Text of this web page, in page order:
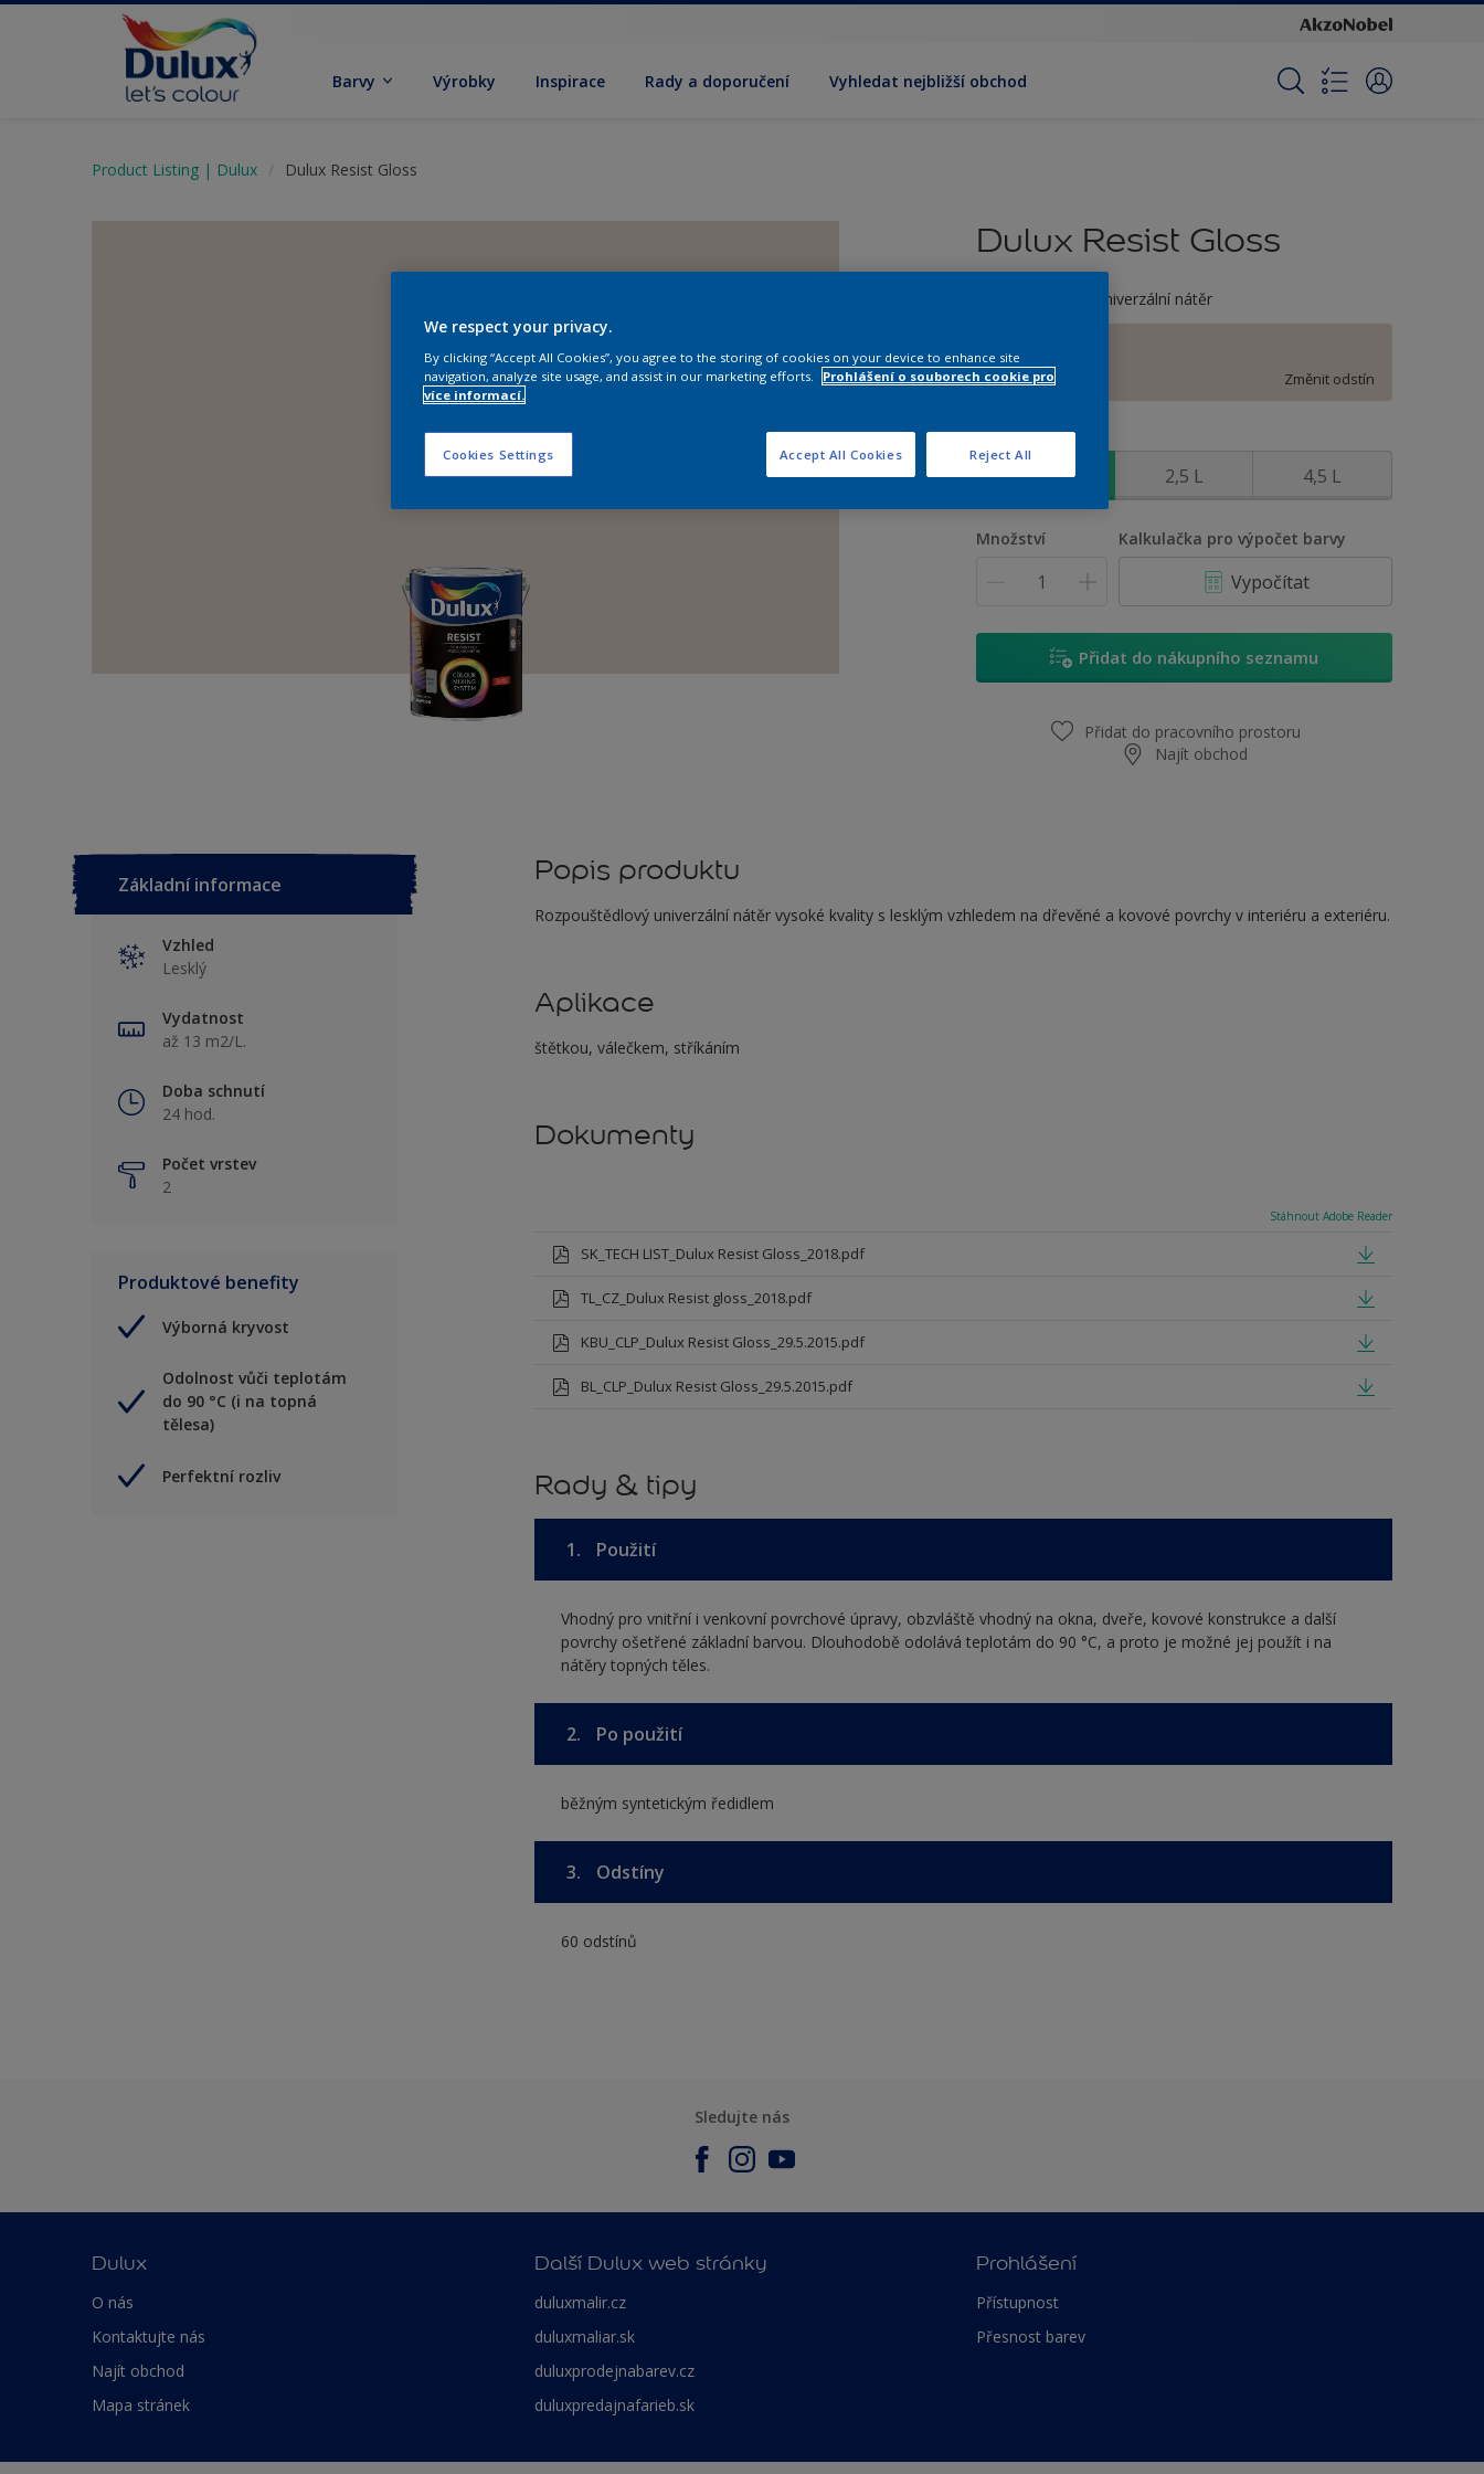
Barvy Výrobky Inspirace Rady a doporučení Vyhledat nejbližší obchod
Product Listing | Dulux Dulux Resist Gloss
Dulux Resist Gloss
Rozpouštědlový univerzální nátěr
D0.03.83
Změnit odstín
Velikost
0,7 L 2,5 L 4,5 L
Množství Kalkulačka pro výpočet barvy
Vypočítat
Přidat do nákupního seznamu
Přidat do pracovního prostoru
Najít obchod
Základní informace
Vzhled
Lesklý
Vydatnost
až 13 m2/L.
Doba schnutí
24 hod.
Počet vrstev
2
Produktové benefity
Výborná kryvost
Odolnost vůči teplotám
do 90 °C (i na topná
tělesa)
Perfektní rozliv
Popis produktu
Rozpouštědlový univerzální nátěr vysoké kvality s lesklým vzhledem na dřevěné a kovové povrchy v interiéru a exteriéru.
Aplikace
štětkou, válečkem, stříkáním
Dokumenty
Stáhnout Adobe Reader
SK_TECH LIST_Dulux Resist Gloss_2018.pdf
TL_CZ_Dulux Resist gloss_2018.pdf
KBU_CLP_Dulux Resist Gloss_29.5.2015.pdf
BL_CLP_Dulux Resist Gloss_29.5.2015.pdf
Rady & tipy
1. Použití
Vhodný pro vnitřní i venkovní povrchové úpravy, obzvláště vhodný na okna, dveře, kovové konstrukce a další
povrchy ošetřené základní barvou. Dlouhodobě odolává teplotám do 90 °C, a proto je možné jej použít i na
nátěry topných těles.
2. Po použití
běžným syntetickým ředidlem
3. Odstíny
60 odstínů
Sledujte nás
Dulux
O nás
Kontaktujte nás
Najít obchod
Mapa stránek
Další Dulux web stránky
duluxmalir.cz
duluxmaliar.sk
duluxprodejnabarev.cz
duluxpredajnafarieb.sk
Prohlášení
Přístupnost
Přesnost barev
We respect your privacy.
By clicking “Accept All Cookies”, you agree to the storing of cookies on your device to enhance site
navigation, analyze site usage, and assist in our marketing efforts.
Prohlášení o souborech cookie pro
více informací.
Cookies Settings Reject All
Accept All Cookies